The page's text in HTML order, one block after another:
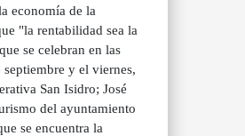
economía de la
"la rentabilidad sea la
se celebran en las
y el viernes,
San Isidro; José
del ayuntamiento
se encuentra la